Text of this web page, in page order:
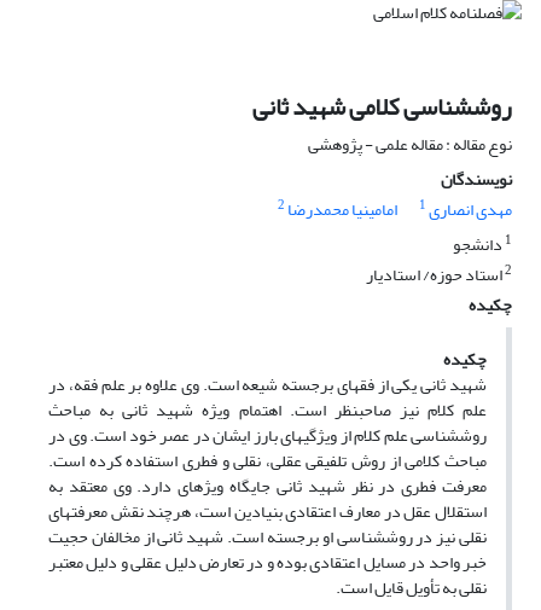
روش‎شناسی کلامی شهید ثانی
نوع مقاله : مقاله علمی - پژوهشی
نویسندگان
مهدی انصاری1 امامی‎نیا محمدرضا
2
1 دانشجو
2استاد حوزه/ استادیار
چکیده
چکیده
شهید ثانی یکی از فقهای برجسته شیعه است. وی علاوه بر علم فقه، در
علم کلام نیز صاحب‎نظر است. اهتمام ویژه شهید ثانی به مباحث
روش‎شناسی علم کلام از ویژگی‎های بارز ایشان در عصر خود است. وی در
مباحث کلامی از روش تلفیقی عقلی، نقلی و فطری استفاده کرده است.
معرفت فطری در نظر شهید ثانی جایگاه ویژه‎ای دارد. وی معتقد به
استقلال عقل در معارف اعتقادی بنیادین است، هرچند نقش معرفت‎های
نقلی نیز در روش‎شناسی او برجسته است. شهید ثانی از مخالفان حجیت
خبر واحد در مسایل اعتقادی بوده و در تعارض دلیل عقلی و دلیل معتبر
نقلی به تأویل قایل است.